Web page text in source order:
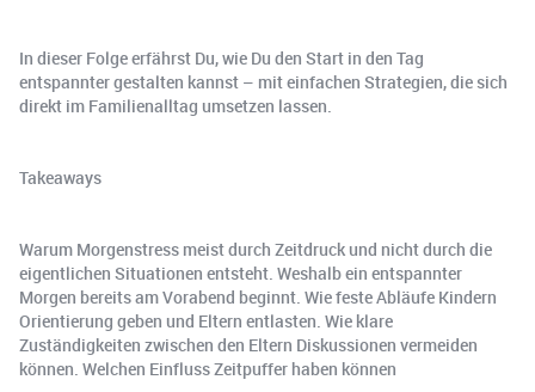
In dieser Folge erfährst Du, wie Du den Start in den Tag
entspannter gestalten kannst – mit einfachen Strategien, die sich
direkt im Familienalltag umsetzen lassen.
Takeaways
Warum Morgenstress meist durch Zeitdruck und nicht durch die
eigentlichen Situationen entsteht. Weshalb ein entspannter
Morgen bereits am Vorabend beginnt. Wie feste Abläufe Kindern
Orientierung geben und Eltern entlasten. Wie klare
Zuständigkeiten zwischen den Eltern Diskussionen vermeiden
können. Welchen Einfluss Zeitpuffer haben können